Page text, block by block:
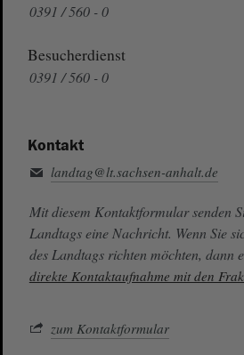
0391 / 560 - 0
Besucherdienst
0391 / 560 - 0
Kontakt
landtag@lt.sachsen-anhalt.de
Mit diesem Kontaktformular senden
Landtags eine Nachricht. Wenn Sie
des Landtags richten möchten, dann
direkte Kontaktaufnahme mit den
zum Kontaktformular